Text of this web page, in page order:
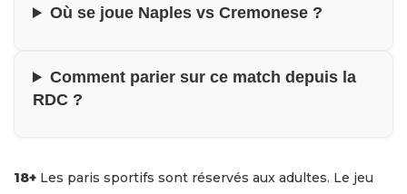
Où se joue Naples vs Cremonese ?
Comment parier sur ce match depuis la
RDC ?
18+ Les paris sportifs sont réservés aux adultes. Le jeu